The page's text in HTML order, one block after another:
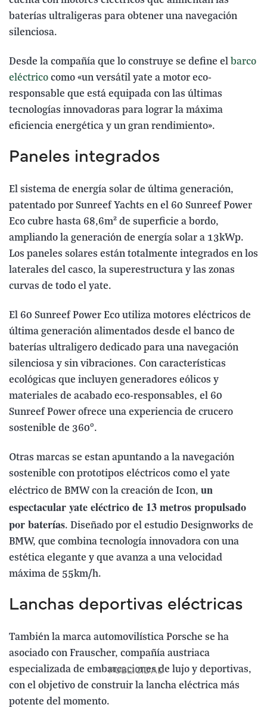
baterías ultraligeras para obtener una navegación
silenciosa.
Desde la compañía que lo construye se define el barco
eléctrico como «un versátil yate a motor eco-
responsable que está equipada con las últimas
tecnologías innovadoras para lograr la máxima
eficiencia energética y un gran rendimiento».
Paneles integrados
El sistema de energía solar de última generación,
patentado por Sunreef Yachts en el 60 Sunreef Power
Eco cubre hasta 68,6m² de superficie a bordo,
ampliando la generación de energía solar a 13kWp.
Los paneles solares están totalmente integrados en los
laterales del casco, la superestructura y las zonas
curvas de todo el yate.
El 60 Sunreef Power Eco utiliza motores eléctricos de
última generación alimentados desde el banco de
baterías ultraligero dedicado para una navegación
silenciosa y sin vibraciones. Con características
ecológicas que incluyen generadores eólicos y
materiales de acabado eco-responsables, el 60
Sunreef Power ofrece una experiencia de crucero
sostenible de 360º.
Otras marcas se estan apuntando a la navegación
sostenible con prototipos eléctricos como el yate
eléctrico de BMW con la creación de Icon, un
espectacular yate eléctrico de 13 metros propulsado
por baterías. Diseñado por el estudio Designworks de
BMW, que combina tecnología innovadora con una
estética elegante y que avanza a una velocidad
máxima de 55km/h.
Lanchas deportivas eléctricas
También la marca automovilística Porsche se ha
asociado con Frauscher, compañía austriaca
especializada de embarcaciones de lujo y deportivas,
con el objetivo de construir la lancha eléctrica más
potente del momento.